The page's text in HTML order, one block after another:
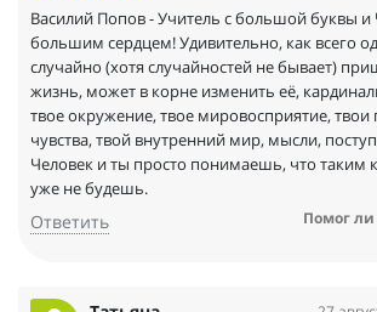
Василий Попов - Учитель с большой буквы и
большим сердцем! Удивительно, как всего
случайно (хотя случайностей не бывает)
жизнь, может в корне изменить её,
твое окружение, твое мировосприятие,
чувства, твой внутренний мир, мысли,
Человек и ты просто понимаешь, что таким
уже не будешь.
Ответить Помог